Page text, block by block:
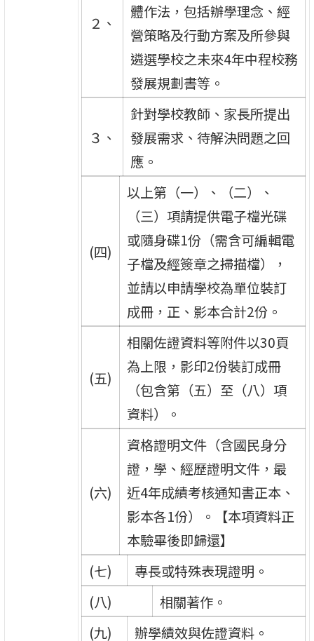
２、
體作法，包括辦學理念、經
營策略及行動方案及所參與
遴選學校之未來4年中程校務
發展規劃書等。
３、
針對學校教師、家長所提出
發展需求、待解決問題之回
應。
(四)
以上第（一）、（二）、
（三）項請提供電子檔光碟
或隨身碟1份（需含可編輯電
子檔及經簽章之掃描檔），
並請以申請學校為單位裝訂
成冊，正、影本合計2份。
(五)
相關佐證資料等附件以30頁
為上限，影印2份裝訂成冊
（包含第（五）至（八）項
資料）。
(六)
資格證明文件（含國民身分
證，學、經歷證明文件，最
近4年成績考核通知書正本、
影本各1份）。【本項資料正
本驗畢後即歸還】
(七)
專長或特殊表現證明。
(八)
相關著作。
(九)
辦學績效與佐證資料。